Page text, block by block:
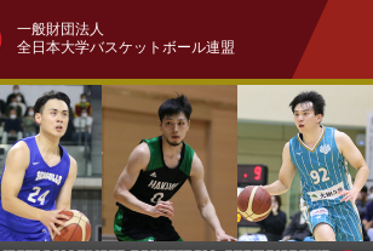
一般財団法人
全日本大学バスケットボール連盟